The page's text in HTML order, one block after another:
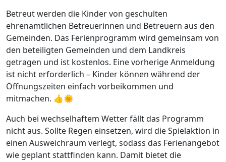
Betreut werden die Kinder von geschulten
ehrenamtlichen Betreuerinnen und Betreuern aus den
Gemeinden. Das Ferienprogramm wird gemeinsam von
den beteiligten Gemeinden und dem Landkreis
getragen und ist kostenlos. Eine vorherige Anmeldung
ist nicht erforderlich – Kinder können während der
Öffnungszeiten einfach vorbeikommen und
mitmachen. 👍🌞
Auch bei wechselhaftem Wetter fällt das Programm
nicht aus. Sollte Regen einsetzen, wird die Spielaktion in
einen Ausweichraum verlegt, sodass das Ferienangebot
wie geplant stattfinden kann. Damit bietet die